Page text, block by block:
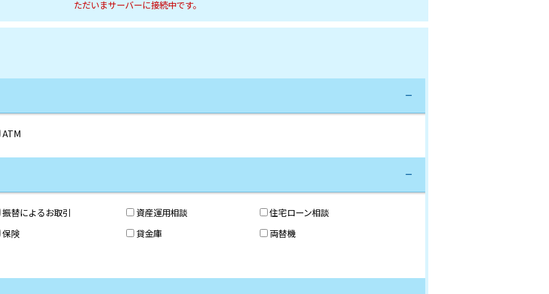
ただいまサーバーに接続中です。
ATM
振替によるお取引 資産運用相談
住宅ローン相談
保険 貸金庫
両替機